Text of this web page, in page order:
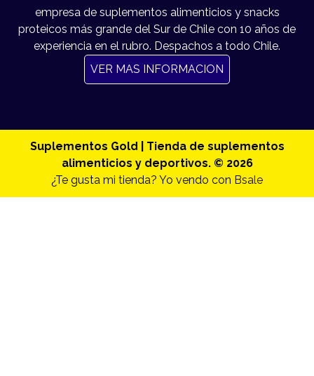
empresa de suplementos alimenticios y snacks
proteicos más grande del Sur de Chile con 10 años de
experiencia en el rubro. Despachos a todo Chile.
VER MAS INFORMACION
Suplementos Gold | Tienda de suplementos
alimenticios y deportivos. © 2026
¿Te gusta mi tienda? Yo vendo con Bsale